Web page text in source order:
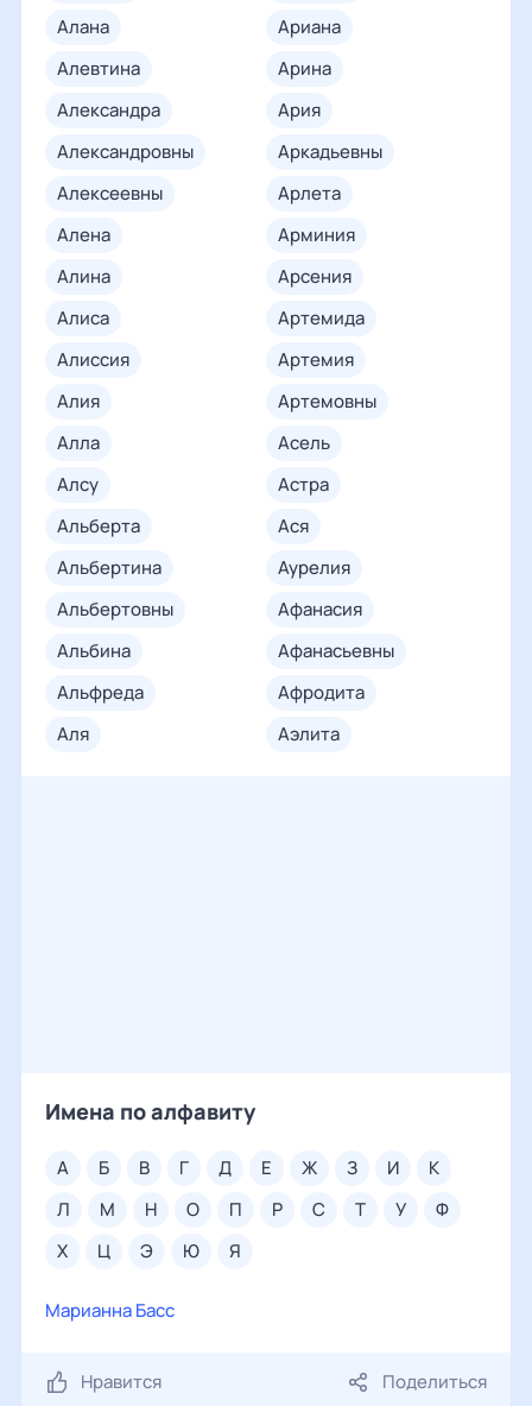
алана
алевтина
александра
александровны
алексеевны
алена
алина
алиса
алиссия
алия
алла
алсу
альберта
альбертина
альбертовны
альбина
альфреда
аля
ариана
арина
ария
аркадьевны
арлета
арминия
арсения
артемида
артемия
артемовны
асель
астра
ася
аурелия
афанасия
афанасьевны
афродита
аэлита
Имена по алфавиту
а б в г д е ж з и
к
л
м н о п р с т у
ф
х
ц э ю я
Марианна Басс
Нравится Поделиться